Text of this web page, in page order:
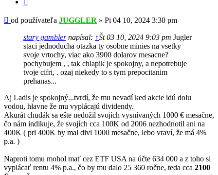
Príspevok
od používateľa JUGGLER » Pi 04 10, 2024 3:30 pm
stary gamblernapísal: ↑Št 03 10, 2024 9:03 pm Jugler
staci jednoducha otazka ty osobne minies na vsetky
svoje vrtochy, viac ako 3900 dolarov mesacne?
pochybujem , , tak chlapik je spokojny, a nepotrebuje
tvoje cifri, . ozaj niekedy to s tym prepocitanim
prehanas...
Aj Ladis je spokojný...tvrdí, že mu nevadí ked akcie idú dolu
vodou, hlavne že mu vyplácajú dividendy.
Akurát chudák sa ešte nedožil svojích vysnívaných 1000 € mesačne,
čo nám indikuje, že svojích cca 100K od 2006 nezhodnotil ani na
400K ( pri 400K by mal divi 1000 mesačne, lebo vraví, že má 4%
p.a. )
Naproti tomu mohol mať cez ETF USA na účte 634 000 a z toho si
vyplácať rentu 4% p.a., čo by mu dalo 25 360 ročne, teda cca 2100